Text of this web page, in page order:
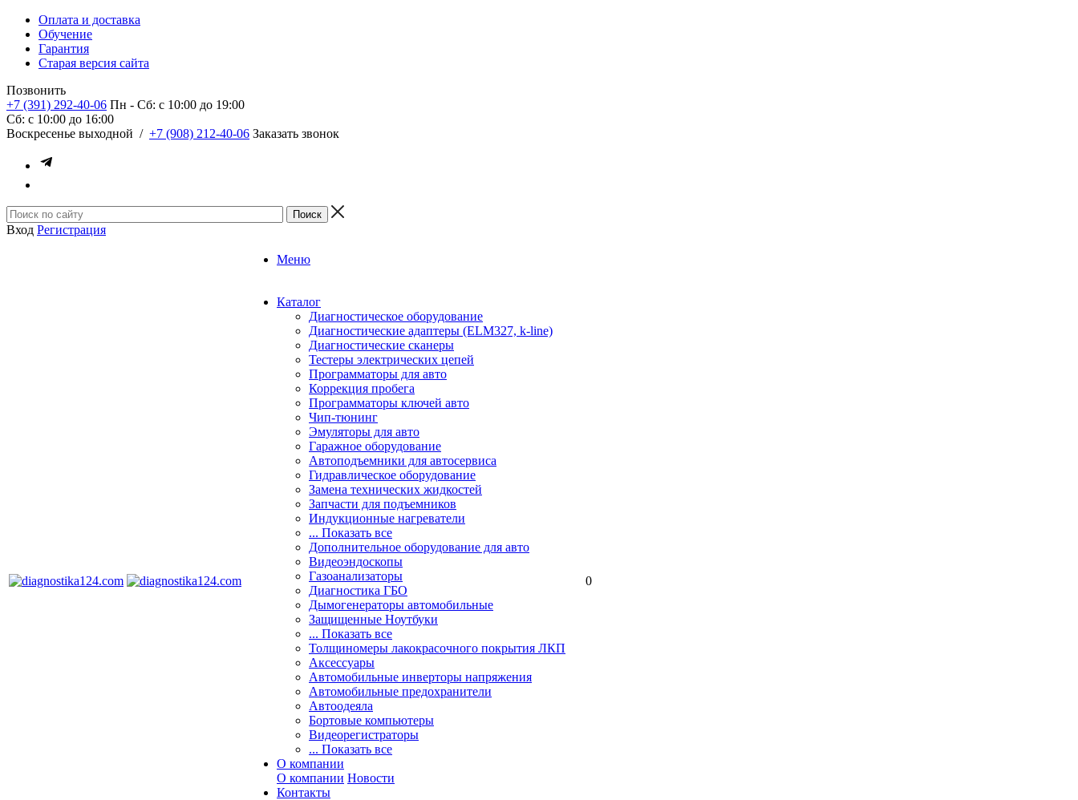
Оплата и доставка
Обучение
Гарантия
Старая версия сайта
Позвонить
+7 (391) 292-40-06 Пн - Сб: c 10:00 до 19:00
Сб: c 10:00 до 16:00
​Воскресенье выходной / +7 (908) 212-40-06 Заказать звонок
Вход Регистрация
Меню
Каталог
Диагностическое оборудование
Диагностические адаптеры (ELM327, k-line)
Диагностические сканеры
Тестеры электрических цепей
Программаторы для авто
Коррекция пробега
Программаторы ключей авто
Чип-тюнинг
Эмуляторы для авто
Гаражное оборудование
Автоподъемники для автосервиса
Гидравлическое оборудование
Замена технических жидкостей
Запчасти для подъемников
Индукционные нагреватели
... Показать все
Дополнительное оборудование для авто
Видеоэндоскопы
Газоанализаторы
Диагностика ГБО
Дымогенераторы автомобильные
Защищенные Ноутбуки
... Показать все
Толщиномеры лакокрасочного покрытия ЛКП
Аксессуары
Автомобильные инверторы напряжения
Автомобильные предохранители
Автоодеяла
Бортовые компьютеры
Видеорегистраторы
... Показать все
О компании
О компании Новости
Контакты
0